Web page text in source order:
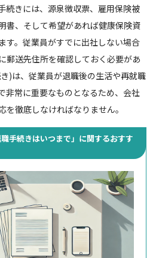
続きには、源泉徴収票、雇用保険被
書、そして希望があれば健康保険資
す。従業員がすでに出社しない場合
郵送先住所を確認しておく必要があ
)は、従業員が退職後の生活や再就職
非常に重要なものとなるため、会社
徹底しなければなりません。
手続きはいつまで」に関するおすす